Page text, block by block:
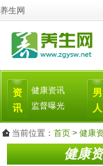
养生网
资
讯
健康资讯
监督曝光
男
人
当前位置： 首页 > 健康
健康